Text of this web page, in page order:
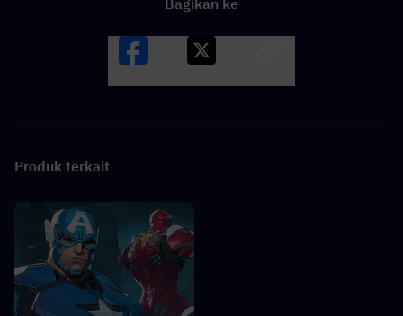
Produk terkait